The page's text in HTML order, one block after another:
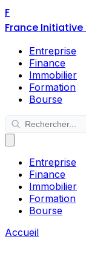
F
France Initiative
Entreprise
Finance
Immobilier
Formation
Bourse
Entreprise
Finance
Immobilier
Formation
Bourse
Accueil